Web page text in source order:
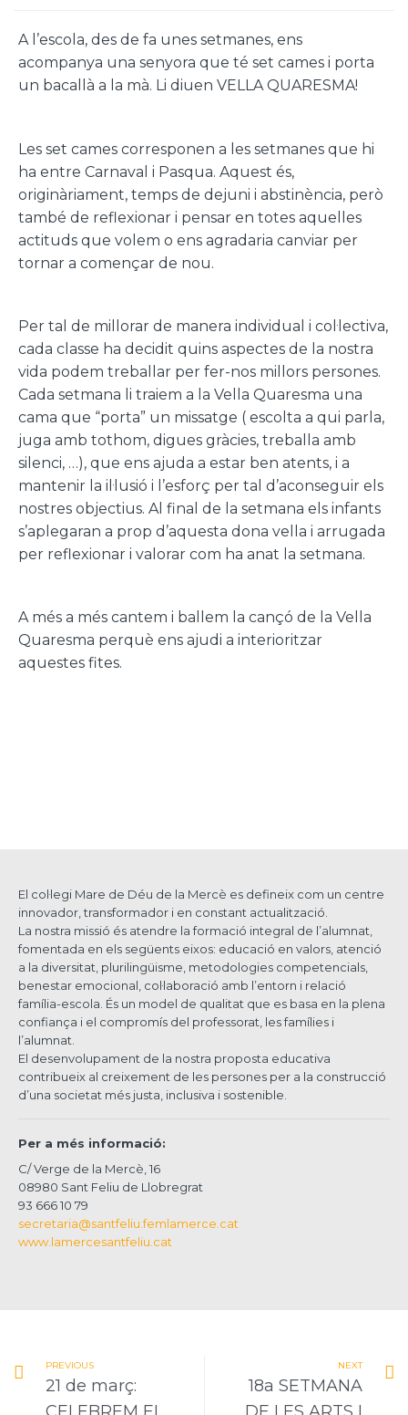
A l’escola, des de fa unes setmanes, ens
acompanya una senyora que té set cames i porta
un bacallà a la mà. Li diuen VELLA QUARESMA!
Les set cames corresponen a les setmanes que hi
ha entre Carnaval i Pasqua. Aquest és,
originàriament, temps de dejuni i abstinència, però
també de reflexionar i pensar en totes aquelles
actituds que volem o ens agradaria canviar per
tornar a començar de nou.
Per tal de millorar de manera individual i col·lectiva,
cada classe ha decidit quins aspectes de la nostra
vida podem treballar per fer-nos millors persones.
Cada setmana li traiem a la Vella Quaresma una
cama que “porta” un missatge ( escolta a qui parla,
juga amb tothom, digues gràcies, treballa amb
silenci, …), que ens ajuda a estar ben atents, i a
mantenir la il·lusió i l’esforç per tal d’aconseguir els
nostres objectius. Al final de la setmana els infants
s’aplegaran a prop d’aquesta dona vella i arrugada
per reflexionar i valorar com ha anat la setmana.
A més a més cantem i ballem la cançó de la Vella
Quaresma perquè ens ajudi a interioritzar
aquestes fites.
El col·legi Mare de Déu de la Mercè es defineix com un centre
innovador, transformador i en constant actualització.
La nostra missió és atendre la formació integral de l’alumnat,
fomentada en els següents eixos: educació en valors, atenció
a la diversitat, plurilingüisme, metodologies competencials,
benestar emocional, col·laboració amb l’entorn i relació
família-escola. És un model de qualitat que es basa en la plena
confiança i el compromís del professorat, les famílies i
l’alumnat.
El desenvolupament de la nostra proposta educativa
contribueix al creixement de les persones per a la construcció
d’una societat més justa, inclusiva i sostenible.
Per a més informació:
C/ Verge de la Mercè, 16
08980 Sant Feliu de Llobregrat
93 666 10 79
secretaria@santfeliu.femlamerce.cat
www.lamercesantfeliu.cat
PREVIOUS
21 de març:
NEXT
18a SETMANA